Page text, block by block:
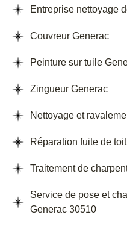
Entreprise nettoyage
Couvreur Generac
Peinture sur tuile
Zingueur Generac
Nettoyage et
Réparation fuite de
Traitement de
Service de pose et
Generac 30510